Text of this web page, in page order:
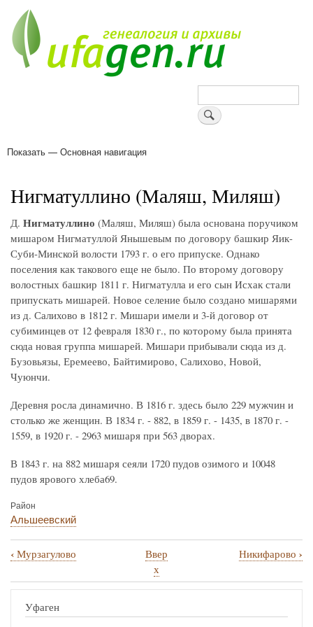
основному
содержанию
Поиск
Основная
Показать — Основная навигация
Нигматуллино (Маляш, Миляш)
Д. Нигматуллино (Маляш, Миляш) была основана поручиком
мишаром Нигматуллой Янышевым по договору башкир Яик-
Суби-Минской волости 1793 г. о его припуске. Однако
поселения как такового еще не было. По второму договору
волостных башкир 1811 г. Нигматулла и его сын Исхак стали
припускать мишарей. Новое селение было создано мишарями
из д. Салихово в 1812 г. Мишари имели и 3-й договор от
субиминцев от 12 февраля 1830 г., по которому была принята
сюда новая группа мишарей. Мишари прибывали сюда из д.
Бузовьязы, Еремеево, Байтимирово, Салихово, Новой,
Чуюнчи.
Деревня росла динамично. В 1816 г. здесь было 229 мужчин и
столько же женщин. В 1834 г. - 882, в 1859 г. - 1435, в 1870 г. -
1559, в 1920 г. - 2963 мишаря при 563 дворах.
В 1843 г. на 882 мишаря сеяли 1720 пудов озимого и 10048
пудов ярового хлеба69.
Район
Альшеевский
Перекрёстные
ссылки
книги
‹ Мурзагулово
Ввер
х
Никифарово ›
Уфаген